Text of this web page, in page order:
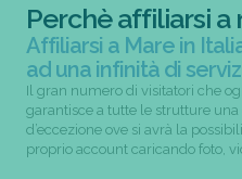
Perchè affiliarsi a
Affiliarsi a Mare in
ad una infinità di
Il gran numero di visitatori che
garantisce a tutte le strutture
d’eccezione ove si avrà la
proprio account caricando foto,